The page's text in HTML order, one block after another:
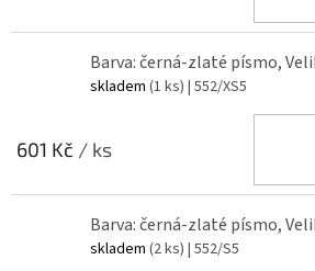
Barva: černá-zlaté písmo,
skladem (1 ks) | 552/XS5
601 Kč / ks
Barva: černá-zlaté písmo,
skladem (2 ks) | 552/S5